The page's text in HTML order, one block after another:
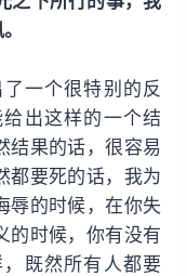
一个很特别的反
出这样的一个结
结果的话，很容易
都要死的话，我为
辱的时候，在你失
的时候，你有没有
既然所有人都要